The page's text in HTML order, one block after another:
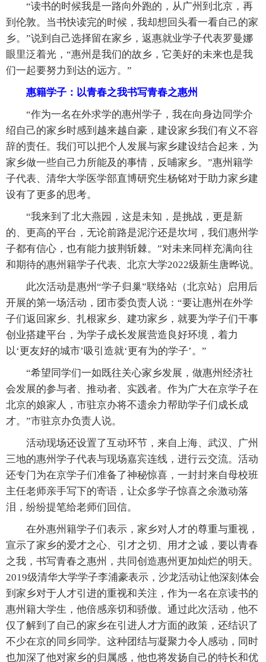
“读书的时候我是一路向外跑的，从广州到北京，再
到伦敦。当书快读完的时候，我却想回头看一看自己的家
乡。”说到自己选择留在家乡，返惠就业学子代表罗曼娜
眼里泛着光，“惠州是我们的故乡，它美好的未来也是我
们一起要努力到达的远方。”
惠籍学子：以青春之我书写青春之惠州
“作为一名在外求学的惠州学子，我在向身边同学介
绍自己的家乡时感到越来越自豪，建设家乡我们有义不容
辞的责任。我们可以把个人发展与家乡建设结合起来，为
家乡做一些自己力所能及的事情，反哺家乡。”惠州籍学
子代表、清华大学医学部直博研究生杨铭对于助力家乡建
设有了更多的思考。
“我来到了北大燕园，这是未知，是挑战，更是新
的、更高的平台，无论前路是泥泞还是坎坷，我们惠州学
子都有信心，也有能力披荆斩棘。”对未来同样充满向往
和期待的惠州籍学子代表、北京大学2022级新生唐晔说。
此次活动是惠州“学子归巢”联络站（北京站）启用后
开展的第一场活动，团市委负责人说：“要让惠州在外学
子们返回家乡、扎根家乡、建功家乡，就要为学子们干事
创业搭建平台，为学子成长发展营造良好环境，着力
以‘更友好的城市’吸引造就‘更有为的学子’。”
“希望同学们一如既往关心家乡发展，做惠州经济社
会发展的参与者、推动者、实践者。作为广大在京学子在
北京的娘家人，市驻京办将不遗余力帮助学子们成长成
才。”市驻京办负责人说。
活动现场还设置了互动环节，来自上海、武汉、广州
三地的惠州学子代表与现场嘉宾连线，进行云交流。活动
还专门为在京学子们准备了神秘惊喜，一封封来自母校班
主任老师亲手写下的寄语，让众多学子惊喜之余激动落
泪，纷纷提笔给老师们回信。
在外惠州籍学子们表示，家乡对人才的尊重与重视，
宣示了家乡的爱才之心、引才之切、用才之诚，要以青春
之我，书写青春之惠州，共同创造惠州更加灿烂的明天。
2019级清华大学学子李浦豪表示，沙龙活动让他深刻体会
到家乡对于人才引进的重视和关注，作为一名在京读书的
惠州籍大学生，他倍感亲切和骄傲。通过此次活动，他不
仅了解到了自己的家乡在引进人才方面的政策，还结识了
不少在京的同乡同学。这种团结与凝聚力令人感动，同时
也加深了他对家乡的归属感，他也将发扬自己的特长和优